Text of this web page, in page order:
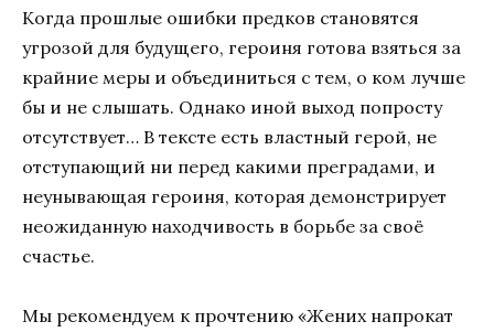
Когда прошлые ошибки предков становятся
угрозой для будущего, героиня готова взяться за
крайние меры и объединиться с тем, о ком лучше
бы и не слышать. Однако иной выход попросту
отсутствует… В тексте есть властный герой, не
отступающий ни перед какими преградами, и
неунывающая героиня, которая демонстрирует
неожиданную находчивость в борьбе за своё
счастье.
Мы рекомендуем к прочтению «Жених напрокат